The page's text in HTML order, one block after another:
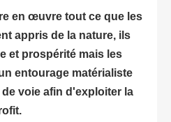
en œuvre tout ce que les
appris de la nature, ils
et prospérité mais les
entourage matérialiste
voie afin d'exploiter la